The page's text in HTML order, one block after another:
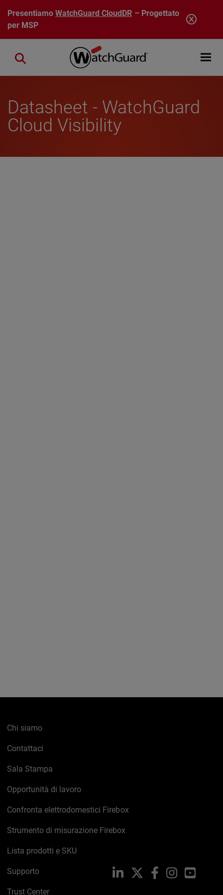
Salta al contenuto principale
PresentiamoWatchGuard CloudDR – Progettato
per MSP
Open
Close search
Datasheet - WatchGuard
Cloud Visibility
Chi siamo
Contattaci
Sala Stampa
Opportunità di lavoro
Confronta elettrodomestici Firebox
Strumento di misurazione Firebox
Lista prodotti e SKU
Supporto
Trust Center
LinkedIn FacebookInstagram